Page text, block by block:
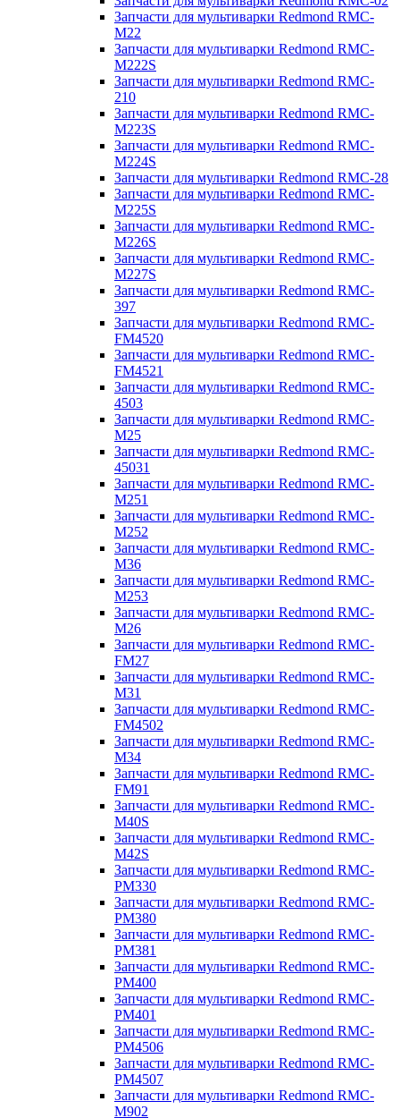
Запчасти для мультиварки Redmond RMC-
M22
Запчасти для мультиварки Redmond RMC-
M222S
Запчасти для мультиварки Redmond RMC-
210
Запчасти для мультиварки Redmond RMC-
M223S
Запчасти для мультиварки Redmond RMC-
M224S
Запчасти для мультиварки Redmond RMC-28
Запчасти для мультиварки Redmond RMC-
M225S
Запчасти для мультиварки Redmond RMC-
M226S
Запчасти для мультиварки Redmond RMC-
M227S
Запчасти для мультиварки Redmond RMC-
397
Запчасти для мультиварки Redmond RMC-
FM4520
Запчасти для мультиварки Redmond RMC-
FM4521
Запчасти для мультиварки Redmond RMC-
4503
Запчасти для мультиварки Redmond RMC-
M25
Запчасти для мультиварки Redmond RMC-
45031
Запчасти для мультиварки Redmond RMC-
M251
Запчасти для мультиварки Redmond RMC-
M252
Запчасти для мультиварки Redmond RMC-
M36
Запчасти для мультиварки Redmond RMC-
M253
Запчасти для мультиварки Redmond RMC-
M26
Запчасти для мультиварки Redmond RMC-
FM27
Запчасти для мультиварки Redmond RMC-
M31
Запчасти для мультиварки Redmond RMC-
FM4502
Запчасти для мультиварки Redmond RMC-
M34
Запчасти для мультиварки Redmond RMC-
FM91
Запчасти для мультиварки Redmond RMC-
M40S
Запчасти для мультиварки Redmond RMC-
M42S
Запчасти для мультиварки Redmond RMC-
PM330
Запчасти для мультиварки Redmond RMC-
PM380
Запчасти для мультиварки Redmond RMC-
PM381
Запчасти для мультиварки Redmond RMC-
PM400
Запчасти для мультиварки Redmond RMC-
PM401
Запчасти для мультиварки Redmond RMC-
PM4506
Запчасти для мультиварки Redmond RMC-
PM4507
Запчасти для мультиварки Redmond RMC-
M902